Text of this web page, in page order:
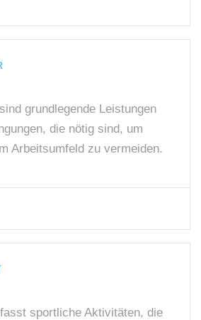
grundlegende Leistungen
die nötig sind, um
Arbeitsumfeld zu vermeiden.
sportliche Aktivitäten, die